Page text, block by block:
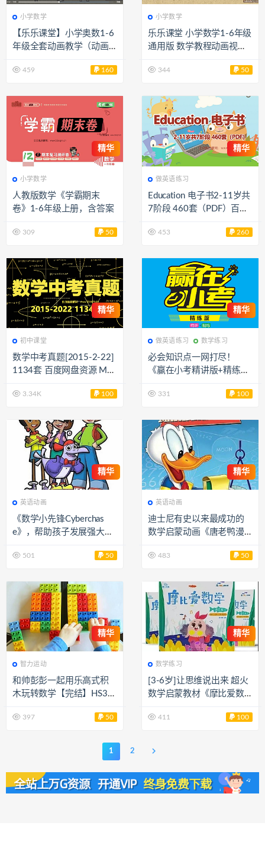
小学数学
【乐乐课堂】小学奥数1-6
年级全套动画教学（动画
下载 M100012
459 160
小学数学
乐乐课堂 小学数学1-6年级
通用版 数学教程动画视频
网盘资源下载M100011
344 50
精华
小学数学
人教版数学《学霸期末
卷》1-6年级上册，含答案
309 50
精华
做英语练习
Education 电子书2-11岁共
7阶段 460套（PDF）百度
453 260
精华
初中课堂
数学中考真题[2015-2-22]
1134套 百度网盘资源 MW
3.34K 100
精华
做英语练习 数学练习
必会知识点一网打尽！
《赢在小考精讲版+精练
英手册6册PDF（含答案）
331 100
精华
英语动画
《数学小先锋Cyberchas
e》，帮助孩子发展强大的
的技能 EA37422
501 50
精华
英语动画
迪士尼有史以来最成功的
数学启蒙动画《唐老鸭漫
483 50
精华
智力运动
和帅彭彭一起用乐高式积
木玩转数学【完结】HS33
397 50
精华
数学练习
[3-6岁]让思维说出来 超火
数学启蒙教材《摩比爱数
全PDF+高清视频MP4 百度
411 100
1 2